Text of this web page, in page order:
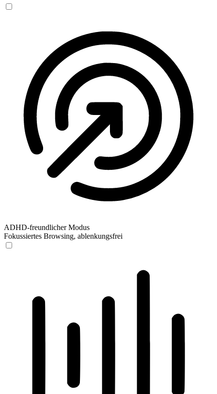
ADHD-freundlicher Modus
Fokussiertes Browsing, ablenkungsfrei